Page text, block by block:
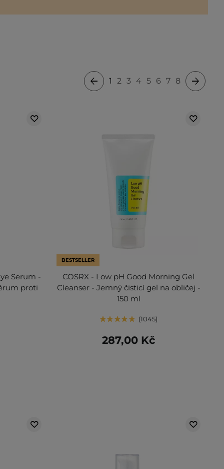
1 2 3 4 5 6 7 8
Serum -
proti
BESTSELLER
COSRX - Low pH Good Morning Gel
Cleanser - Jemný čisticí gel na obličej -
150 ml
1045
287,00 Kč